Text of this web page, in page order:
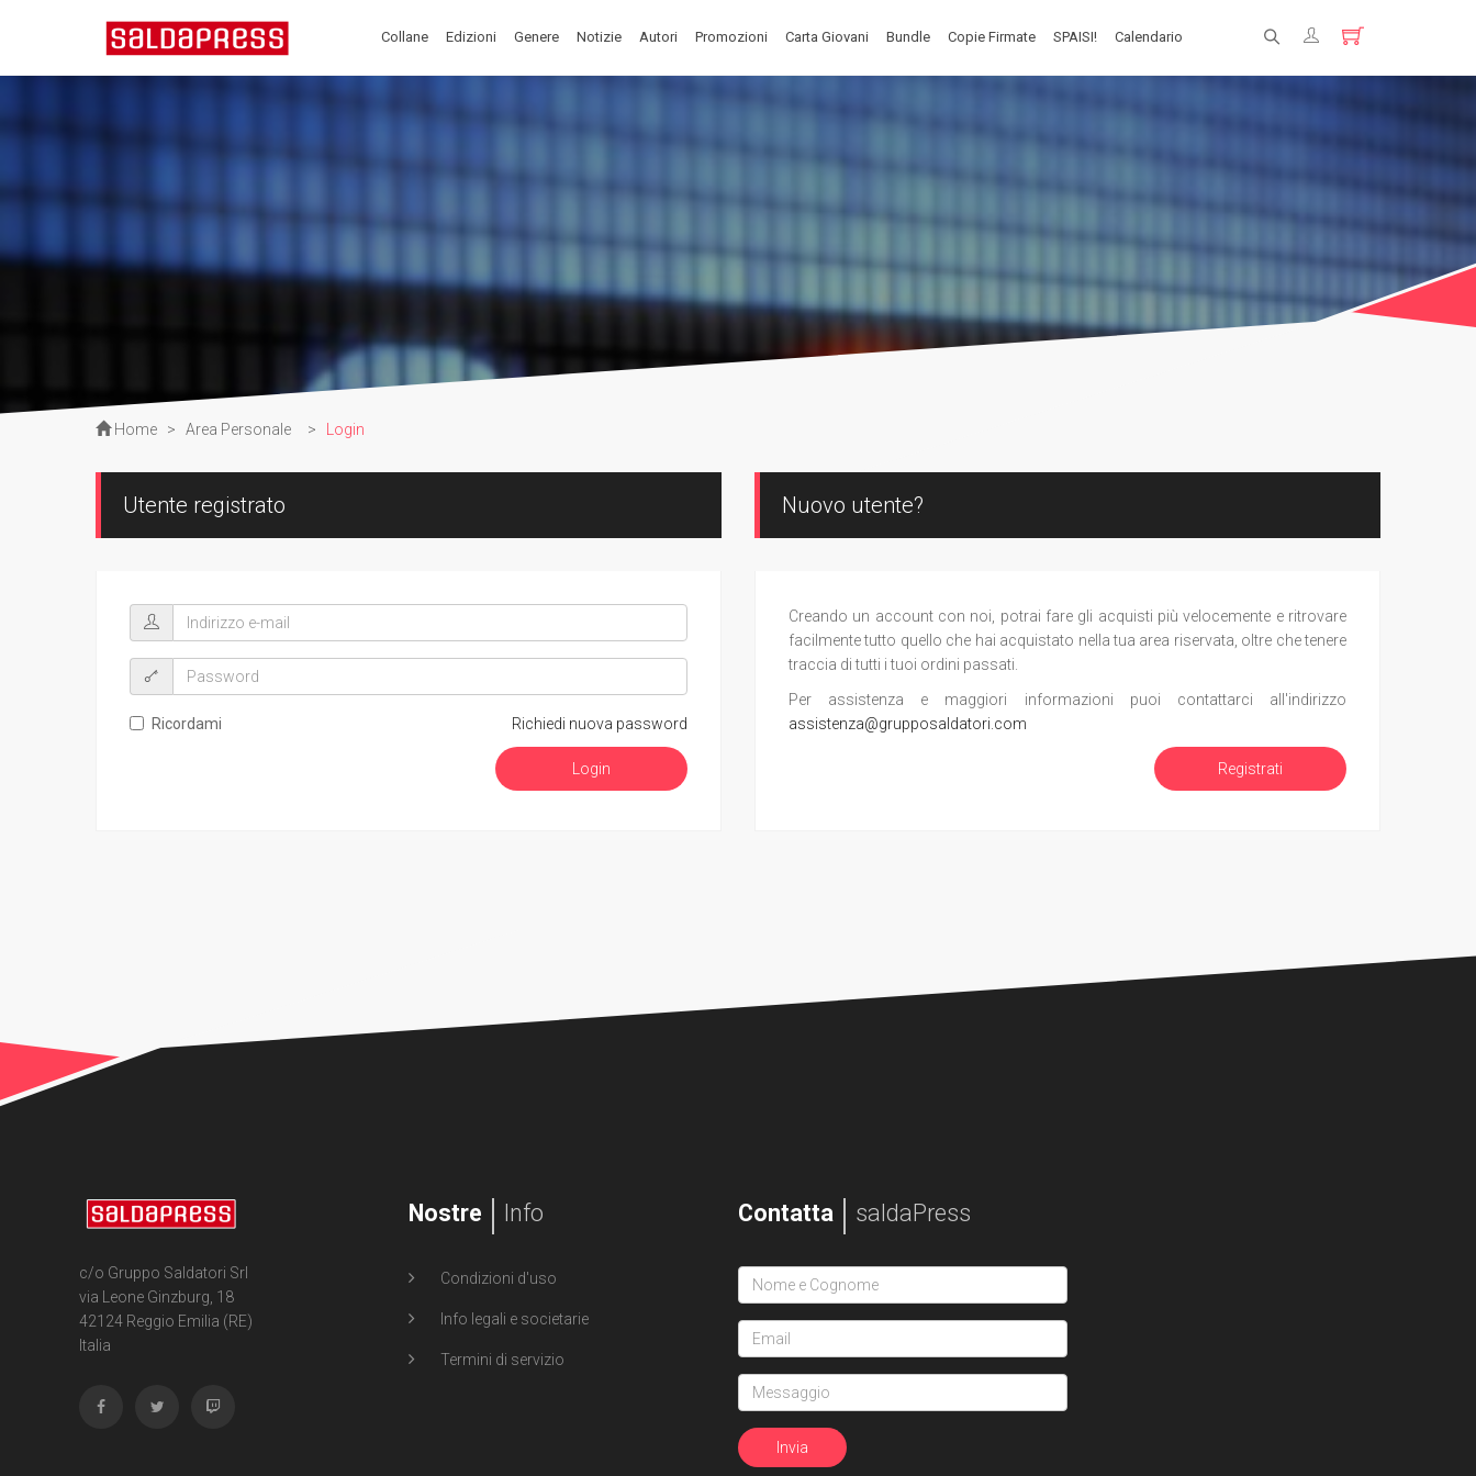
Collane Edizioni Genere Notizie Autori Promozioni Carta Giovani Bundle Copie Firmate SPAISI! Calendario
Home > Area Personale > Login
Utente registrato
Richiedi nuova password
Ricordami
Nuovo utente?
Creando un account con noi, potrai fare gli acquisti più velocemente e ritrovare
facilmente tutto quello che hai acquistato nella tua area riservata, oltre che tenere
traccia di tutti i tuoi ordini passati.
Per assistenza e maggiori informazioni puoi contattarci all'indirizzo
assistenza@grupposaldatori.com
Registrati
c/o Gruppo Saldatori Srl
via Leone Ginzburg, 18
42124 Reggio Emilia (RE)
Italia
Nostre Info
Condizioni d'uso
Info legali e societarie
Termini di servizio
Contatta saldaPress